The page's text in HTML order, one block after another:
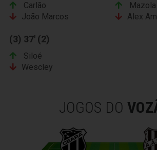
Carlão
João Marcos
Mazola
Alex
(3) 37' (2)
Siloé
Wescley
JOGOS DO